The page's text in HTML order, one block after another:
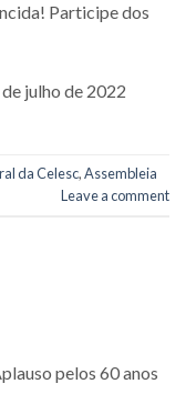
Participe dos
julho de 2022
da Celesc,Assembleia
Leave a comment
pelos 60 anos